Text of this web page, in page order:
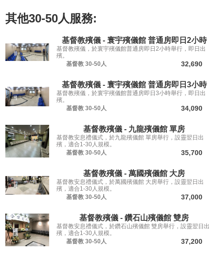
其他30-50人服務:
基督教殯儀 - 寰宇殯儀館 普通房即日2小時
基督教殯儀，於寰宇殯儀館普通房即日2小時舉行，即日出
殯。
基督教 30-50人 32,690
基督教殯儀 - 寰宇殯儀館 普通房即日3小時
基督教殯儀，於寰宇殯儀館普通房即日3小時舉行，即日出
殯。
基督教 30-50人 34,090
基督教殯儀 - 九龍殯儀館 單房
基督教安息禮儀式，於九龍殯儀館 單房舉行，設靈翌日出
殯，適合1-30人規模。
基督教 30-50人 35,700
基督教殯儀 - 萬國殯儀館 大房
基督教安息禮儀式，於萬國殯儀館 大房舉行，設靈翌日出
殯，適合1-30人規模。
基督教 30-50人 37,000
基督教殯儀 - 鑽石山殯儀館 雙房
基督教安息禮儀式，於鑽石山殯儀館 雙房舉行，設靈翌日出
殯，適合1-30人規模。
基督教 30-50人 37,200